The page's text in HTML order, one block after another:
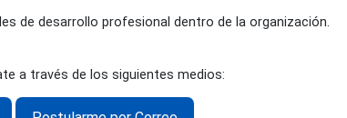
trato con proveedores.
coordinación de entregas o logística básica.
y cotizaciones.